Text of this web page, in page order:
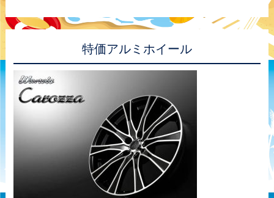
特価アルミホイール